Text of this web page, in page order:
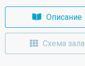
Описание
Схема зала